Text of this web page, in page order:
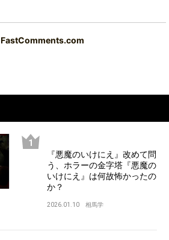
FastComments.com
『悪魔のいけにえ』改めて問
う、ホラーの金字塔『悪魔の
いけにえ』は何故怖かったの
か？
2026.01.10 相馬学